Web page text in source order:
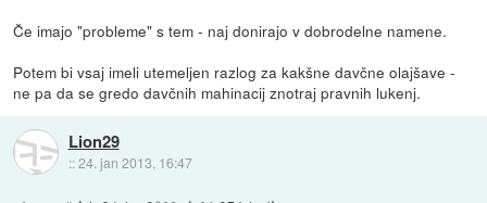
Če imajo "probleme" s tem - naj donirajo v dobrodelne namene.
Potem bi vsaj imeli utemeljen razlog za kakšne davčne olajšave -
ne pa da se gredo davčnih mahinacij znotraj pravnih lukenj.
Lion29
::24. jan 2013, 16:47